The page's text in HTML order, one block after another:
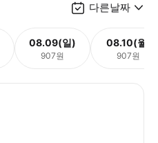
다른날짜
08.09(일)
907원
08.10(월)
907원